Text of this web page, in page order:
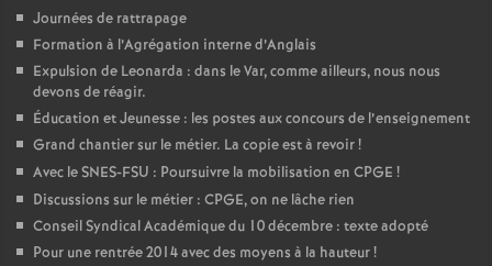
Journées de rattrapage
Formation à l’Agrégation interne d’Anglais
Expulsion de Leonarda : dans le Var, comme ailleurs, nous nous
devons de réagir.
Éducation et Jeunesse : les postes aux concours de l’enseignement
Grand chantier sur le métier. La copie est à revoir!
Avec le SNES-FSU : Poursuivre la mobilisation en CPGE !
Discussions sur le métier : CPGE, on ne lâche rien
Conseil Syndical Académique du 10 décembre : texte adopté
Pour une rentrée 2014 avec des moyens à la hauteur!